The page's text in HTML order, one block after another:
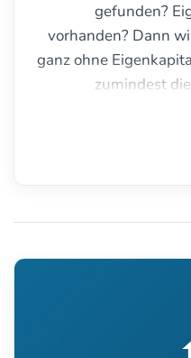
gefunden?
vorhanden? Dann
ganz ohne
zumindest